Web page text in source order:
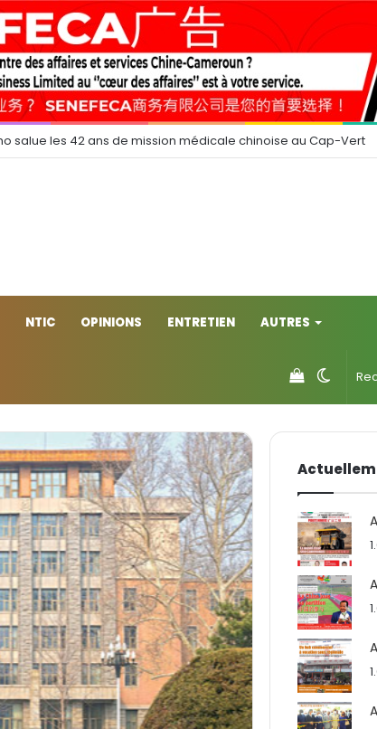
salue les 42 ans de mission médicale chinoise au Cap-Vert
NTIC OPINIONS ENTRETIEN AUTRES
Switch
skin
Voir
votre